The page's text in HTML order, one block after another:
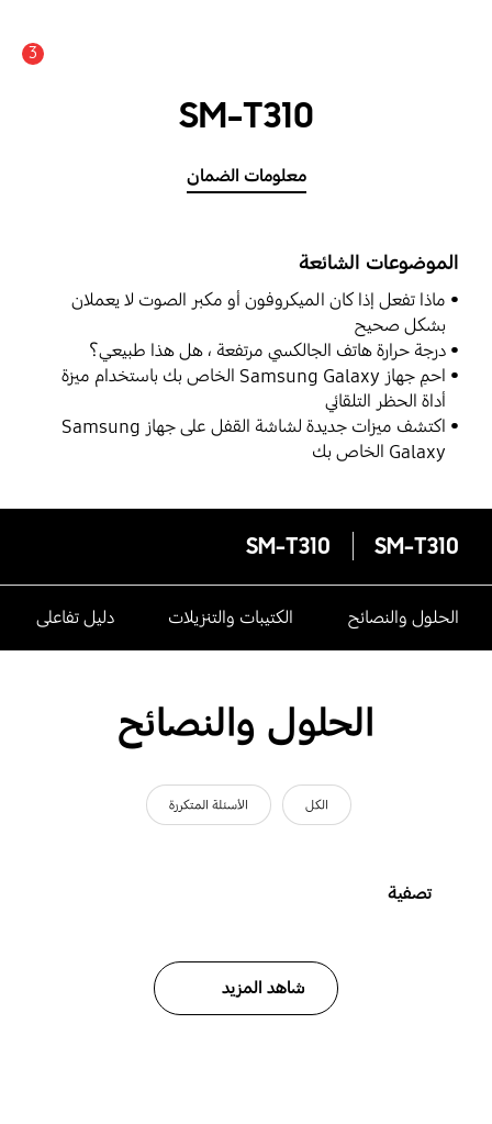
3
SM-T310
معلومات الضمان
الموضوعات الشائعة
ماذا تفعل إذا كان الميكروفون أو مكبر الصوت لا يعملان
بشكل صحيح
درجة حرارة هاتف الجالكسي مرتفعة ، هل هذا طبيعي؟
احمِ جهاز Samsung Galaxy الخاص بك باستخدام ميزة
أداة الحظر التلقائي
اكتشف ميزات جديدة لشاشة القفل على جهاز Samsung
Galaxy الخاص بك
SM-T310
SM-T310
الحلول والنصائح الكتيبات والتنزيلات دليل تفاعلى
الحلول والنصائح
الكل الأسئلة المتكررة
تصفية
شاهد المزيد